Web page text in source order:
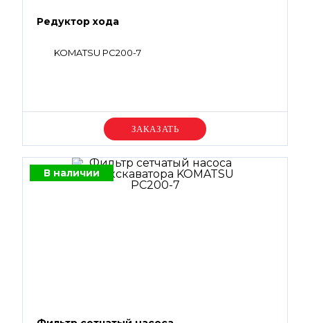
Редуктор хода
KOMATSU PC200-7
Уточняйте цену
В наличии